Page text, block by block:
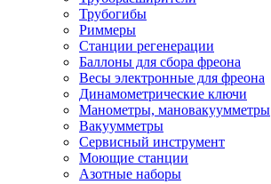
Трубогибы
Риммеры
Станции регенерации
Баллоны для сбора фреона
Весы электронные для фреона
Динамометрические ключи
Манометры, мановакуумметры
Вакуумметры
Сервисный инструмент
Моющие станции
Азотные наборы